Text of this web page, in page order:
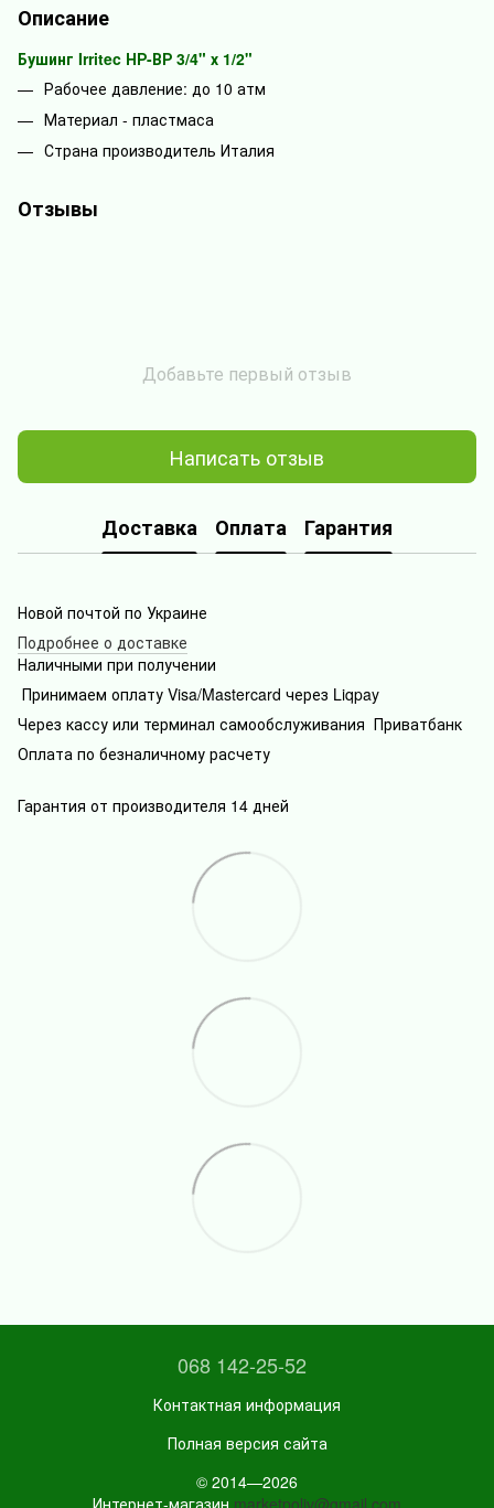
Описание
Бушинг Irritec НР-ВР 3/4" х 1/2"
Рабочее давление: до 10 атм
Материал - пластмаса
Страна производитель Италия
Отзывы
Добавьте первый отзыв
Написать отзыв
Доставка Оплата Гарантия
Новой почтой по Украине
Подробнее о доставке
Наличными при получении
Принимаем оплату Visa/Mastercard через Liqpay
Через кассу или терминал самообслуживания Приватбанк
Оплата по безналичному расчету
Гарантия от производителя 14 дней
068 142-25-52
Контактная информация
Полная версия сайта
© 2014—2026
Интернет-магазин marketpoliv@gmail.com